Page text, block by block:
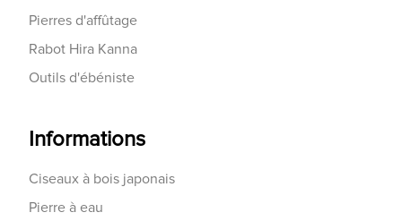
Pierres d'affûtage
Rabot Hira Kanna
Outils d'ébéniste
Informations
Ciseaux à bois japonais
Pierre à eau